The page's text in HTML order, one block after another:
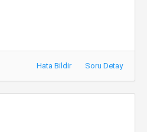
Hata Bildir Soru Detay